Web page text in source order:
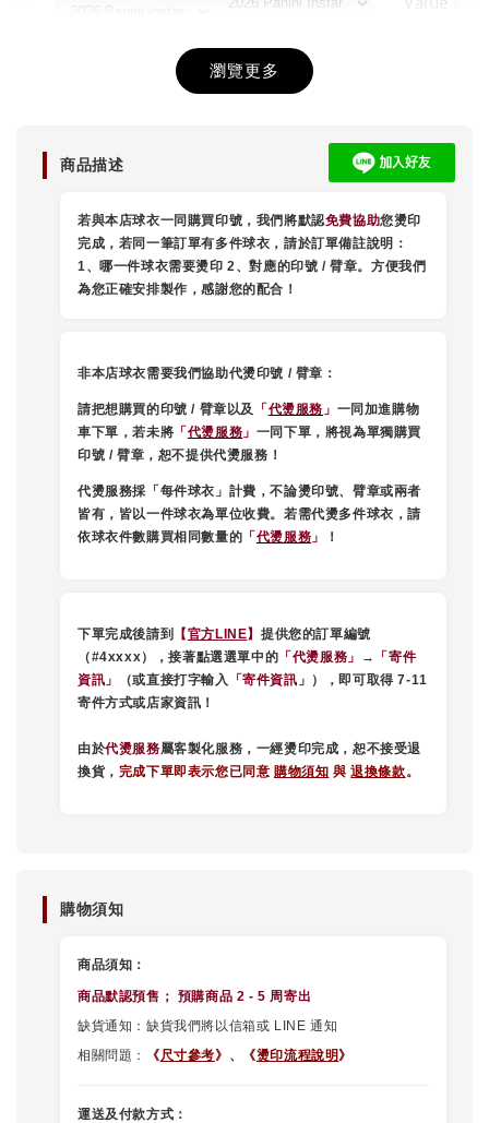
NT$ 450
【OLDBOY.FC】推薦小物
瀏覽全部
隨機球員卡
NT$ 15
【收藏等級】球
衣防塵套
【Topps】
25/26 英
Debut
瀏覽更多
商品描述
若與本店球衣一同購買印號，我們將默認免費協助您燙印
完成， 若同一筆訂單有多件球衣，請於訂單備註說明：
1、哪一件球衣需要燙印 2、對應的印號 / 臂章。方便我們
為您正確安排製作，感謝您的配合！
非本店球衣需要我們協助代燙印號 / 臂章：
請把想購買的印號 / 臂章以及 「 代燙服務 」 一同加進購物
車下單，若未將 「 代燙服務 」 一同下單，將視為單獨購買
印號 / 臂章，恕不提供代燙服務！
代燙服務採「每件球衣」計費，不論燙印號、臂章或兩者
皆有，皆以一件球衣為單位收費。若需代燙多件球衣，請
依球衣件數購買相同數量的 「 代燙服務 」 ！
下單完成後請到 【官方LINE】提供您的訂單編號
（#4xxxx），接著點選選單中的 「代燙服務」 →
「寄件
資訊」
（或直接打字輸入 「寄件資訊」 ），即可取得 7-11
寄件方式或店家資訊！
由於代燙服務屬客製化服務，一經燙印完成，恕不接受退
換貨， 完成下單即表示您已同意購物須知 與退換條款。
購物須知
商品須知：
商品默認預售 ； 預購商品 2 - 5 周寄出
缺貨通知：缺貨我們將以信箱或 LINE 通知
相關問題：
《尺寸參考》、《燙印流程說明 》
運送及付款方式：